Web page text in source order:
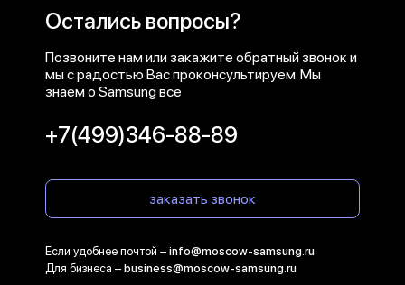
Остались вопросы?
Позвоните нам или закажите обратный звонок и
мы с радостью Вас проконсультируем. Мы
знаем о Samsung все
+7(499)346-88-89
заказать звонок
Если удобнее почтой – info@moscow-samsung.ru
Для бизнеса – business@moscow-samsung.ru